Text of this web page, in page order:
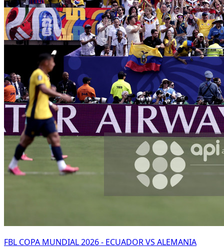
FBL COPA MUNDIAL 2026 - ECUADOR VS ALEMANIA